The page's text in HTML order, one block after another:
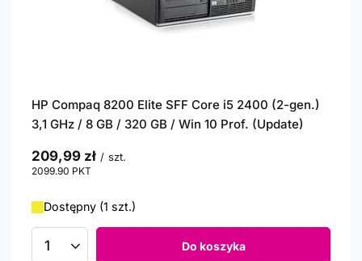
HP Compaq 8200 Elite SFF Core i5 2400 (2-gen.)
3,1 GHz / 8 GB / 320 GB / Win 10 Prof. (Update)
209,99 zł / szt.
2099.90 PKT
Dostępny (1 szt.)
Ilość produktów Do koszyka